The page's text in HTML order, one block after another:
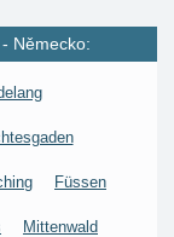
Německo:
Füssen
Mittenwald